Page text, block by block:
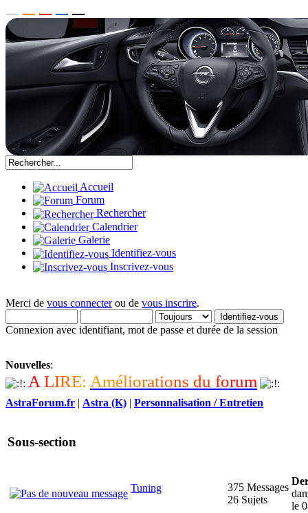
Accueil
Forum
Rechercher
Calendrier
Galerie
Identifiez-vous
Inscrivez-vous
Merci de vous connecterou de vous inscrire.
Connexion avec identifiant, mot de passe et durée de la session
Nouvelles:
A LIRE: Améliorations du forum
AstraForum.fr | Astra (K) | Personnalisation / Entretien
Sous-section
Tuning
375 Messages
26 Sujets
le